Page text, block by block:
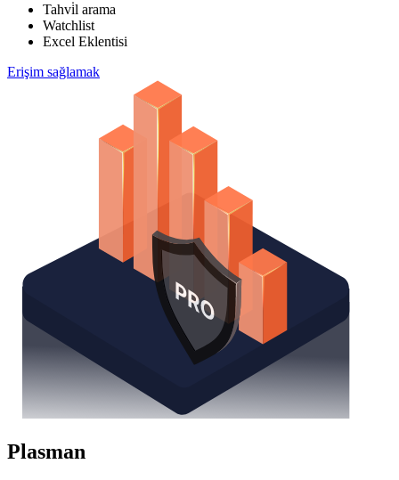
Tahvi̇l arama
Watchlist
Excel Eklentisi
Erişim sağlamak
Plasman